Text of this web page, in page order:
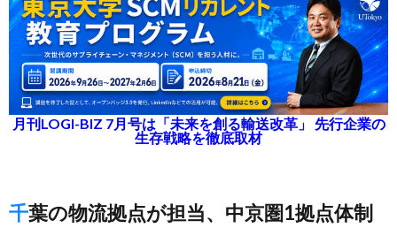
月刊LOGI-BIZ 7月号は「未来を創る輸送改革」 先行企業の
生存戦略を徹底取材
千葉の物流拠点が担当、中京圏1拠点体制